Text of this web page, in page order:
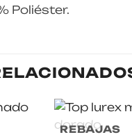
Poliéster.
REBAJAS